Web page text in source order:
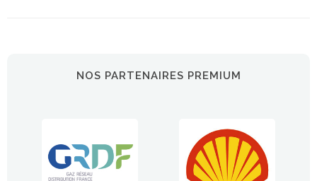
NOS PARTENAIRES PREMIUM